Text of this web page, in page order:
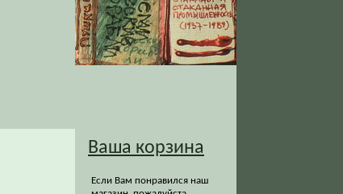
Ваша корзина
Если Вам понравился наш